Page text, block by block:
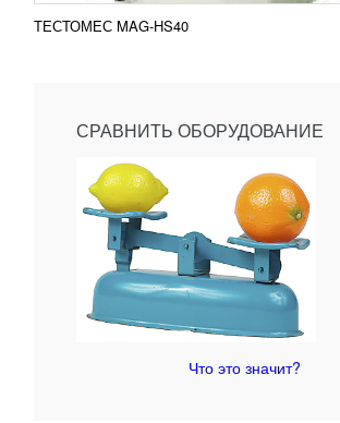
ТЕСТОМЕС MAG-HS40
СРАВНИТЬ ОБОРУДОВАНИЕ
Что это значит?